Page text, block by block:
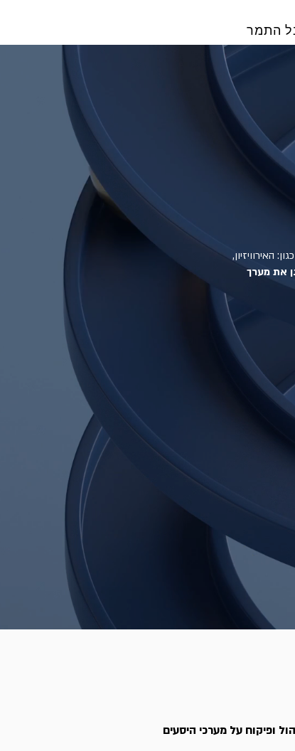
התמר
האירוויזיון,
את מערך
ופיקוח על מערכי היסעים